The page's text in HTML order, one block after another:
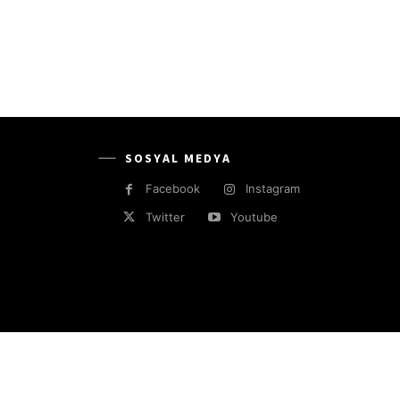
SOSYAL MEDYA
Facebook
Instagram
Twitter
Youtube